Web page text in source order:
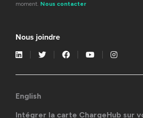
moment. Nous contacter
Nous joindre
English
Intégrer la carte ChargeHub sur